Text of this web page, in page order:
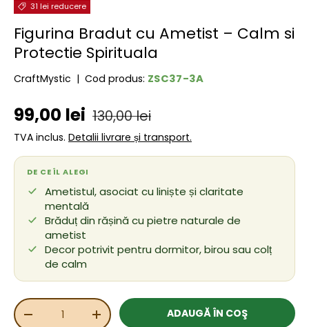
31 lei reducere
Figurina Bradut cu Ametist – Calm si
Protectie Spirituala
CraftMystic | Cod produs: ZSC37-3A
Preț de vânzare
99,00 lei Preț obișnuit
130,00 lei
TVA inclus. Detalii livrare și transport.
DE CE ÎL ALEGI
Ametistul, asociat cu liniște și claritate
mentală
Brăduț din rășină cu pietre naturale de
ametist
Decor potrivit pentru dormitor, birou sau colț
de calm
Cant.
REDUCEȚI CANTITATEAMĂRIȚI CANTITATEAADAUGĂ ÎN COŞ